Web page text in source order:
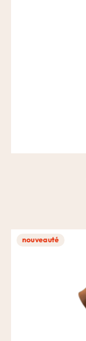
nouveauté